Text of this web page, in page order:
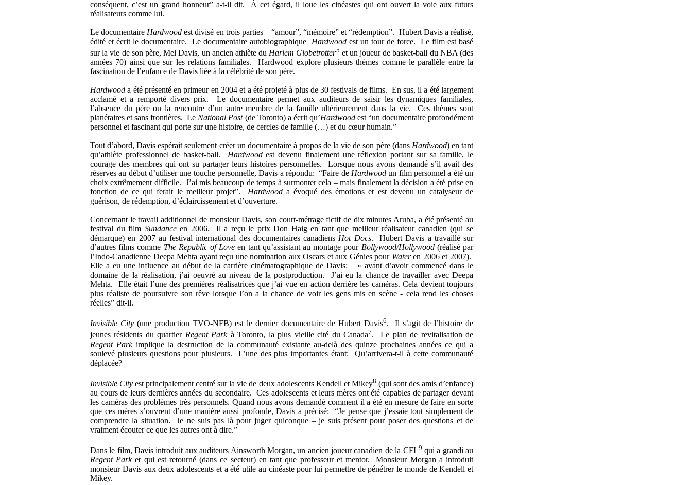
conséquent, c’est un grand honneur” a-t-il dit. À cet égard, il loue les cinéastes qui ont ouvert la voie aux futurs
réalisateurs comme lui.
Le documentaire Hardwood est divisé en trois parties – “amour”, “mémoire” et “rédemption”. Hubert Davis a réalisé,
édité et écrit le documentaire. Le documentaire autobiographique Hardwood est un tour de force. Le film est basé
sur la vie de son père, Mel Davis, un ancien athlète du Harlem Globetrotter5 et un joueur de basket-ball du NBA (des
années 70) ainsi que sur les relations familiales. Hardwood explore plusieurs thèmes comme le parallèle entre la
fascination de l’enfance de Davis liée à la célébrité de son père.
Hardwood a été présenté en primeur en 2004 et a été projeté à plus de 30 festivals de films. En sus, il a été largement
acclamé et a remporté divers prix. Le documentaire permet aux auditeurs de saisir les dynamiques familiales,
l’absence du père ou la rencontre d’un autre membre de la famille ultérieurement dans la vie. Ces thèmes sont
planétaires et sans frontières. Le National Post (de Toronto) a écrit qu’Hardwoodest “un documentaire profondément
personnel et fascinant qui porte sur une histoire, de cercles de famille (…) et du cœur humain.”
Tout d’abord, Davis espérait seulement créer un documentaire à propos de la vie de son père (dans Hardwood) en tant
qu’athlète professionnel de basket-ball. Hardwoodest devenu finalement une réflexion portant sur sa famille, le
courage des membres qui ont su partager leurs histoires personnelles. Lorsque nous avons demandé s’il avait des
réserves au début d’utiliser une touche personnelle, Davis a répondu: “Faire de Hardwoodun film personnel a été un
choix extrêmement difficile. J’ai mis beaucoup de temps à surmonter cela – mais finalement la décision a été prise en
fonction de ce qui ferait le meilleur projet”. Hardwooda évoqué des émotions et est devenu un catalyseur de
guérison, de rédemption, d’éclaircissement et d’ouverture.
Concernant le travail additionnel de monsieur Davis, son court-métrage fictif de dix minutes Aruba, a été présenté au
festival du film Sundanceen 2006. Il a reçu le prix Don Haig en tant que meilleur réalisateur canadien (qui se
démarque) en 2007 au festival international des documentaires canadiens Hot Docs. Hubert Davis a travaillé sur
d’autres films comme The Republic of Love en tant qu’assistant au montage pour Bollywood/Hollywood (réalisé par
l’Indo-Canadienne Deepa Mehta ayant reçu une nomination aux Oscars et aux Génies pour Wateren 2006 et 2007).
Elle a eu une influence au début de la carrière cinématographique de Davis: « avant d’avoir commencé dans le
domaine de la réalisation, j’ai oeuvré au niveau de la postproduction. J’ai eu la chance de travailler avec Deepa
Mehta. Elle était l’une des premières réalisatrices que j’ai vue en action derrière les caméras. Cela devient toujours
plus réaliste de poursuivre son rêve lorsque l’on a la chance de voir les gens mis en scène - cela rend les choses
réelles” dit-il.
Invisible City(une production TVO-NFB) est le dernier documentaire de Hubert Davis6. Il s’agit de l’histoire de
jeunes résidents du quartier Regent Parkà Toronto, la plus vieille cité du Canada7. Le plan de revitalisation de
Regent Parkimplique la destruction de la communauté existante au-delà des quinze prochaines années ce qui a
soulevé plusieurs questions pour plusieurs. L’une des plus importantes étant: Qu’arrivera-t-il à cette communauté
déplacée?
Invisible City est principalement centré sur la vie de deux adolescents Kendell et Mikey8 (qui sont des amis d’enfance)
au cours de leurs dernières années du secondaire. Ces adolescents et leurs mères ont été capables de partager devant
les caméras des problèmes très personnels. Quand nous avons demandé comment il a été en mesure de faire en sorte
que ces mères s’ouvrent d’une manière aussi profonde, Davis a précisé: “Je pense que j’essaie tout simplement de
comprendre la situation. Je ne suis pas là pour juger quiconque – je suis présent pour poser des questions et de
vraiment écouter ce que les autres ont à dire.”
Dans le film, Davis introduit aux auditeurs Ainsworth Morgan, un ancien joueur canadien de la CFL9 qui a grandi au
Regent Parket qui est retourné (dans ce secteur) en tant que professeur et mentor. Monsieur Morgan a introduit
monsieur Davis aux deux adolescents et a été utile au cinéaste pour lui permettre de pénétrer le monde de Kendell et
Mikey.